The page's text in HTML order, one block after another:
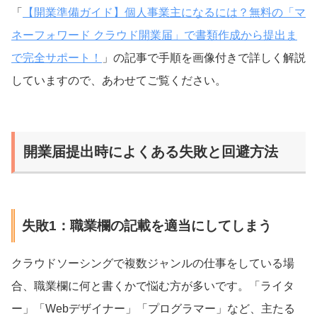
「
【開業準備ガイド】個人事業主になるには？無料の「マ
ネーフォワード クラウド開業届」で書類作成から提出ま
で完全サポート！
」の記事で手順を画像付きで詳しく解説
していますので、あわせてご覧ください。
開業届提出時によくある失敗と回避方法
失敗1：職業欄の記載を適当にしてしまう
クラウドソーシングで複数ジャンルの仕事をしている場
合、職業欄に何と書くかで悩む方が多いです。「ライタ
ー」「Webデザイナー」「プログラマー」など、主たる